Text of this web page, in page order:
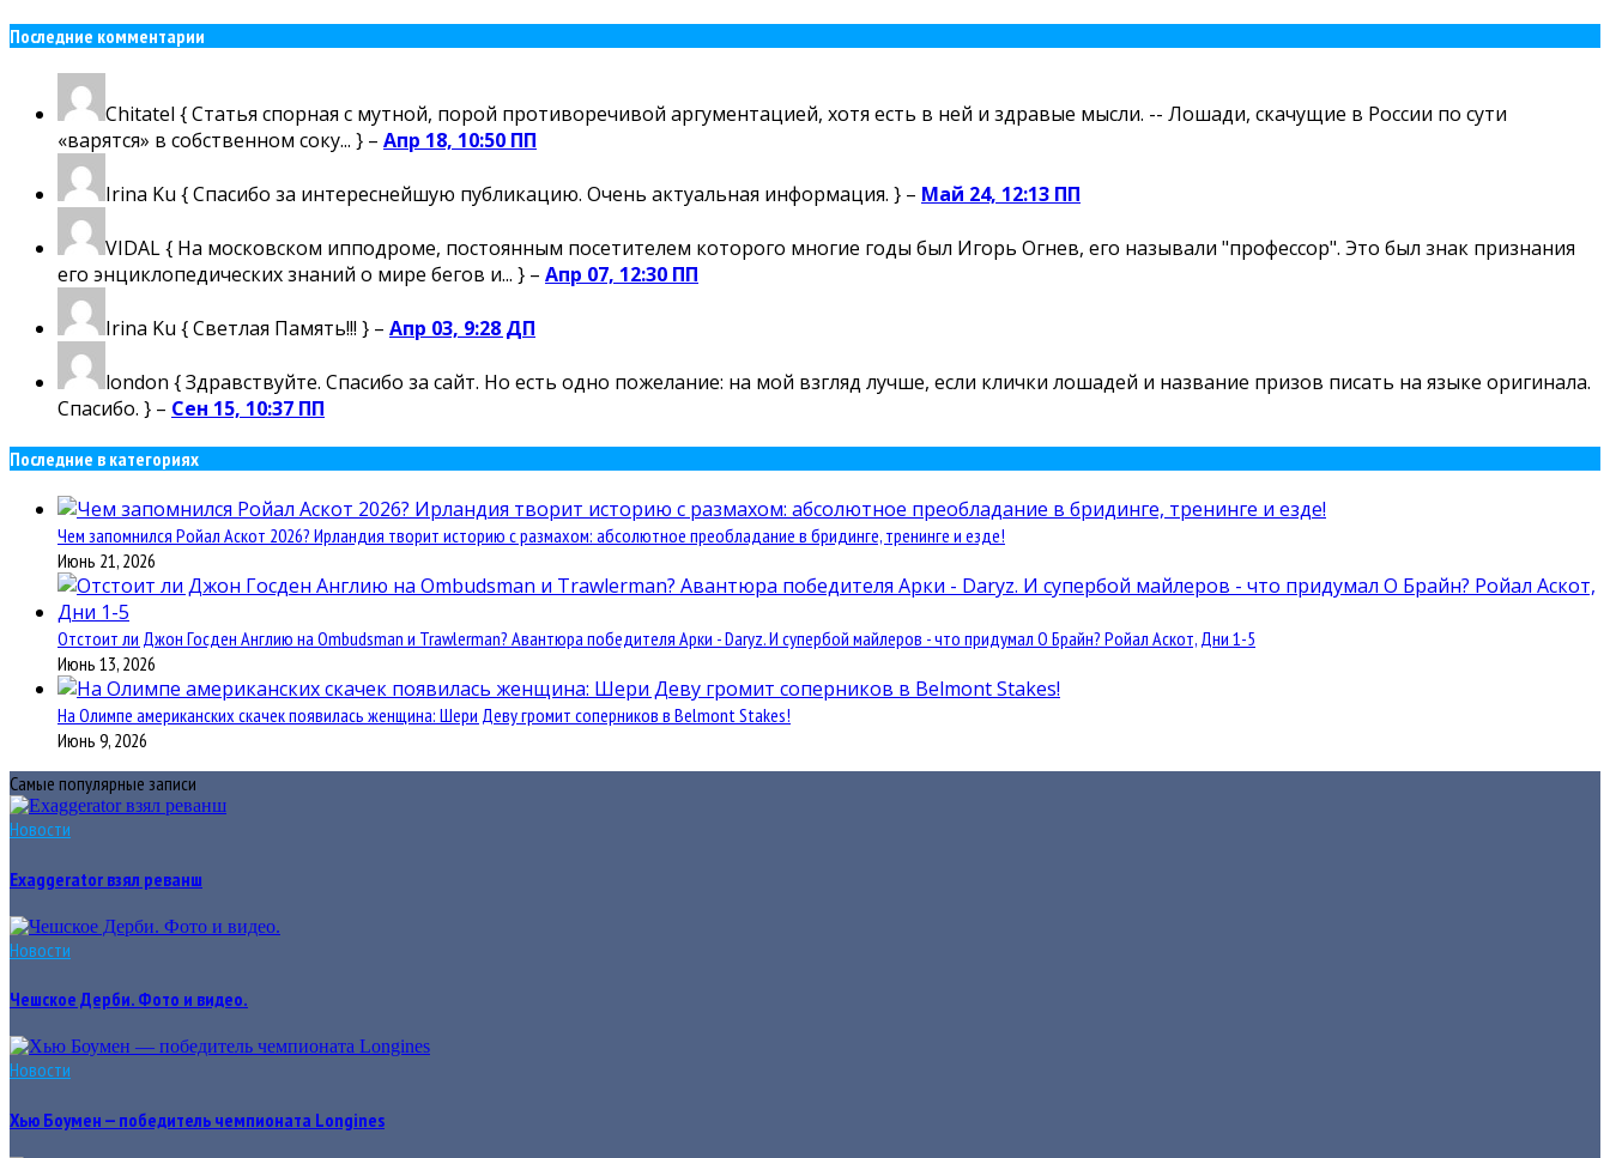
Последние комментарии
Chitatel { Статья спорная с мутной, порой противоречивой аргументацией, хотя есть в ней и здравые мысли. -- Лошади, скачущие в России по сути
«варятся» в собственном соку... } – Апр 18, 10:50 ПП
Irina Ku { Спасибо за интереснейшую публикацию. Очень актуальная информация. } – Май 24, 12:13 ПП
VIDAL{ На московском ипподроме, постоянным посетителем которого многие годы был Игорь Огнев, его называли "профессор". Это был знак признания
его энциклопедических знаний о мире бегов и... } – Апр 07, 12:30 ПП
Irina Ku { Светлая Память!!! } – Апр 03, 9:28 ДП
london { Здравствуйте. Спасибо за сайт. Но есть одно пожелание: на мой взгляд лучше, если клички лошадей и название призов писать на языке оригинала.
Спасибо. } – Сен 15, 10:37 ПП
Последние в категориях
Чем запомнился Ройал Аскот 2026? Ирландия творит историю с размахом: абсолютное преобладание в бридинге, тренинге и езде!
Июнь 21, 2026
Отстоит ли Джон Госден Англию на Ombudsman и Trawlerman? Авантюра победителя Арки - Daryz. И супербой майлеров - что придумал О Брайн? Ройал Аскот, Дни 1-5
Июнь 13, 2026
На Олимпе американских скачек появилась женщина: Шери Деву громит соперников в Belmont Stakes!
Июнь 9, 2026
Самые популярные записи
Новости
Exaggerator взял реванш
Новости
Чешское Дерби. Фото и видео.
Новости
Хью Боумен — победитель чемпионата Longines